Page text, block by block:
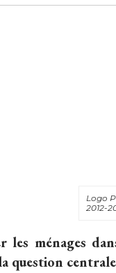
Logo
2012-
les ménages
question